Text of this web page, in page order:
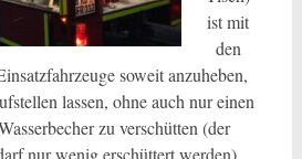
ist mit
den
soweit anzuheben,
lassen, ohne auch nur einen
zu verschütten (der
nur wenig erschüttert werden).